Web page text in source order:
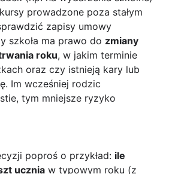
prowadzone poza stałym
zapisy umowy
szkoła ma prawo do zmiany
roku, w jakim terminie
oraz czy istnieją kary lub
Im wcześniej rodzic
tym mniejsze ryzyko
poproś o przykład: ile
ucznia w typowym roku (z